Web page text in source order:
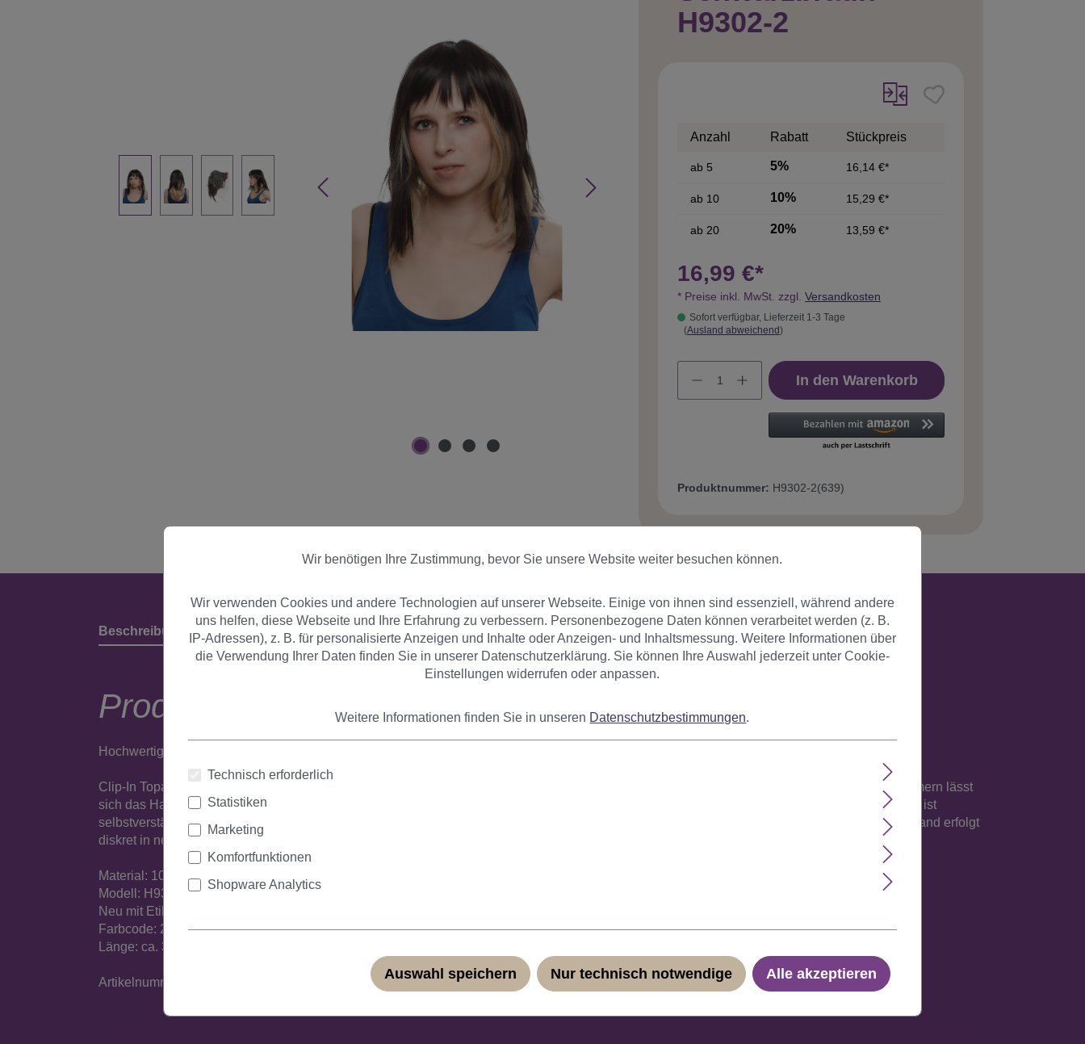
H9302-2
Anzahl Rabatt Stückpreis
ab 5 5% 16,14 €*
ab 10 10% 15,29 €*
ab 20 20% 13,59 €*
16,99 €*
* Preise inkl. MwSt. zzgl. Versandkosten
Sofort verfügbar, Lieferzeit 1-3 Tage
(Ausland abweichend)
In den Warenkorb
Produktnummer: H9302-2(639)
Beschreibung Produktdetails & Hersteller Bewertungen
Produktbeschreibung
Hochwertiger schwarzer/schwarzbrauner Clip-In Topaufsatz aus Kunstfaser. Farbcode: 2. Länge: ca. 30 cm.
Clip-In Topaufsatz aus hochwertiger japanischer Kunstfaser - für mehr Volumen und aufwendige Frisuren. Über drei sicher greifende Steckklammern lässt
sich das Haarteil ganz leicht und auch ganz ohne Friseur selbst ins eigene Haar einpflegen (und genau so leicht wieder entfernen). Das Haarteil ist
selbstverständlich neu und mit Etikett – auf dem Etikett finden Sie auch Pflegehinweise in Deutsch, Englisch, Spanisch und Italienisch. Der Versand erfolgt
diskret in neutraler Verpackung.
Material: 100% Polyester
Modell: H9302
Neu mit Etikett
Farbcode: 2T33
Länge: ca. 30 cm.
Artikelnummer: H9302-2(639)
Wir benötigen Ihre Zustimmung, bevor Sie unsere Website weiter besuchen können.
Wir verwenden Cookies und andere Technologien auf unserer Webseite. Einige von ihnen sind essenziell, während andere
uns helfen, diese Webseite und Ihre Erfahrung zu verbessern. Personenbezogene Daten können verarbeitet werden (z. B.
IP-Adressen), z. B. für personalisierte Anzeigen und Inhalte oder Anzeigen- und Inhaltsmessung. Weitere Informationen über
die Verwendung Ihrer Daten finden Sie in unserer Datenschutzerklärung. Sie können Ihre Auswahl jederzeit unter Cookie-
Einstellungen widerrufen oder anpassen.
Weitere Informationen finden Sie in unseren Datenschutzbestimmungen.
Technisch erforderlich
Statistiken
Marketing
Komfortfunktionen
Shopware Analytics
Auswahl speichern Nur technisch notwendige Alle akzeptieren